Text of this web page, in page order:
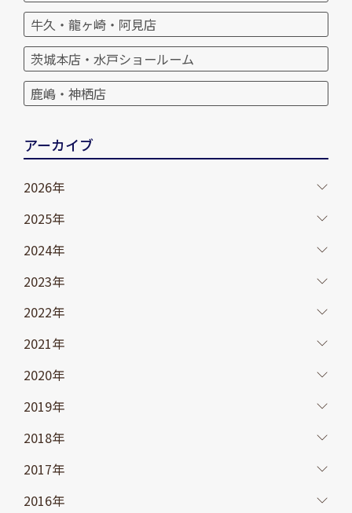
牛久・龍ヶ崎・阿見店
茨城本店・水戸ショールーム
鹿嶋・神栖店
アーカイブ
2026年
2025年
2024年
2023年
2022年
2021年
2020年
2019年
2018年
2017年
2016年